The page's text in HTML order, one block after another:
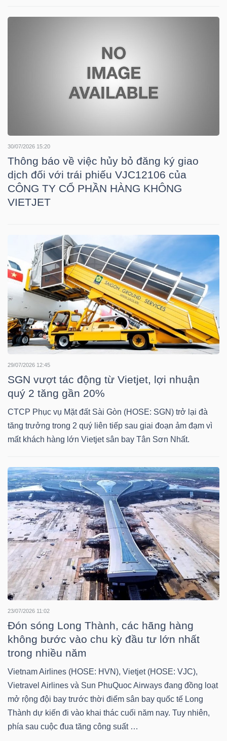
30/07/2026 15:20
Thông báo về việc hủy bỏ đăng ký giao
dịch đối với trái phiếu VJC12106 của
CÔNG TY CỔ PHẦN HÀNG KHÔNG
VIETJET
29/07/2026 12:45
SGN vượt tác động từ Vietjet, lợi nhuận
quý 2 tăng gần 20%
CTCP Phục vụ Mặt đất Sài Gòn (HOSE: SGN) trở lại đà
tăng trưởng trong 2 quý liên tiếp sau giai đoạn ảm đạm vì
mất khách hàng lớn Vietjet sân bay Tân Sơn Nhất.
23/07/2026 11:02
Đón sóng Long Thành, các hãng hàng
không bước vào chu kỳ đầu tư lớn nhất
trong nhiều năm
Vietnam Airlines (HOSE: HVN), Vietjet (HOSE: VJC),
Vietravel Airlines và Sun PhuQuoc Airways đang đồng loạt
mở rộng đội bay trước thời điểm sân bay quốc tế Long
Thành dự kiến đi vào khai thác cuối năm nay. Tuy nhiên,
phía sau cuộc đua tăng công suất …
ĐÔNG
DƯƠNG
NHÂN
PHÂN
TÍCH
VIETSTOCKFINANCE
VĨ
MÔ
DOANH
NGHIỆP
CỔ
PHIẾU
PHÁI
SINH